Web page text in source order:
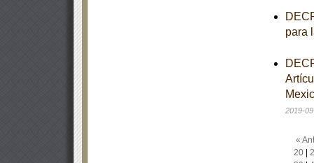
para
2019-
«
20|